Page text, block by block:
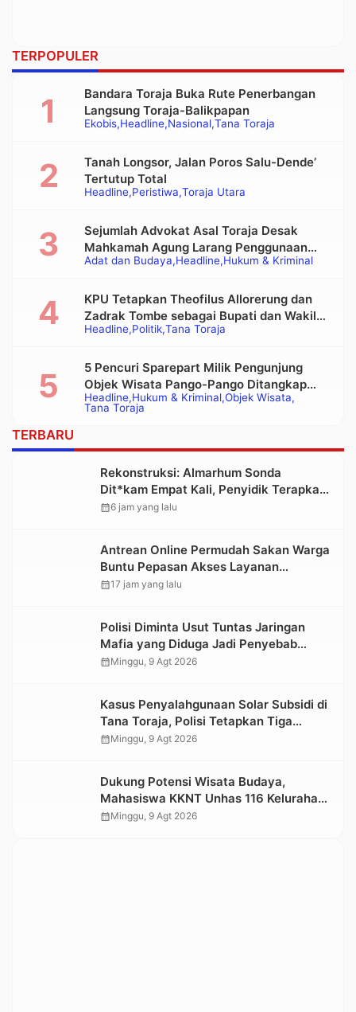
TERPOPULER
Ekobis Headline Nasional Tana Toraja
Bandara Toraja Buka Rute Penerbangan
Langsung Toraja-Balikpapan
Headline Peristiwa Toraja Utara
Tanah Longsor, Jalan Poros Salu-Dende’
Tertutup Total
Adat dan Budaya Headline Hukum & Kriminal
Sejumlah Advokat Asal Toraja Desak
Mahkamah Agung Larang Penggunaan
Alat Berat pada Eksekusi Rumah Adat
Headline Politik Tana Toraja
KPU Tetapkan Theofilus Allorerung dan
Zadrak Tombe sebagai Bupati dan Wakil
Bupati Tana Toraja Terpilih
Headline Hukum & Kriminal Objek Wisata
Tana Toraja
5 Pencuri Sparepart Milik Pengunjung
Objek Wisata Pango-Pango Ditangkap
Polisi
TERBARU
Rekonstruksi: Almarhum Sonda
Dit*kam Empat Kali, Penyidik Terapkan
Pasal Pembunuhan Berencana
calendar_month6 jam yang lalu
Antrean Online Permudah Sakan Warga
Buntu Pepasan Akses Layanan
Kesehatan Tanpa Hambatan
calendar_month17 jam yang lalu
Polisi Diminta Usut Tuntas Jaringan
Mafia yang Diduga Jadi Penyebab
Kelangkaan BBM di Toraja
calendar_monthMinggu, 9 Agt 2026
Kasus Penyalahgunaan Solar Subsidi di
Tana Toraja, Polisi Tetapkan Tiga
Tersangka Baru
calendar_monthMinggu, 9 Agt 2026
Dukung Potensi Wisata Budaya,
Mahasiswa KKNT Unhas 116 Kelurahan
Nonongan Utara Pasang Papan
calendar_monthMinggu, 9 Agt 2026